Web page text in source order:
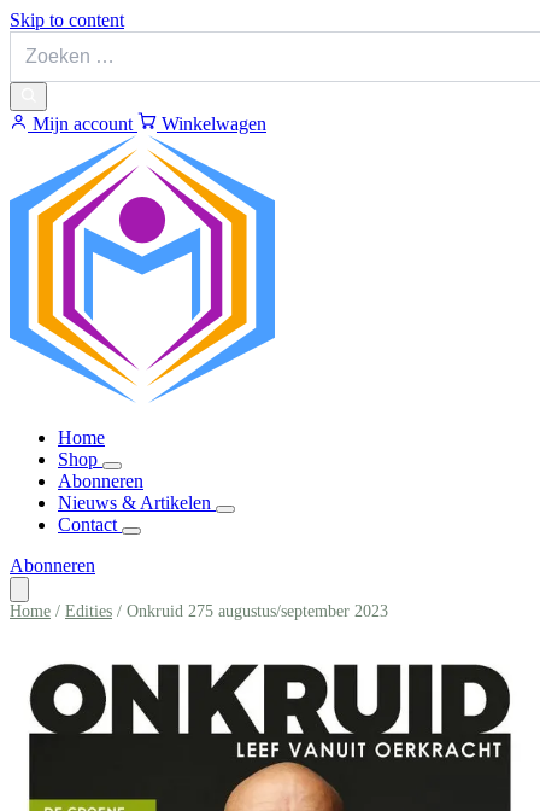
Skip to content
Mijn account Winkelwagen
Home
Shop
Abonneren
Nieuws & Artikelen
Contact
Abonneren
Home / Edities / Onkruid 275 augustus/september 2023